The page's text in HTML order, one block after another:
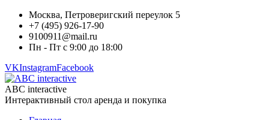
Москва, Петроверигский переулок 5
+7 (495) 926-17-90
9100911@mail.ru
Пн - Пт с 9:00 до 18:00
VKInstagramFacebook
ABC interactive
Интерактивный стол аренда и покупка